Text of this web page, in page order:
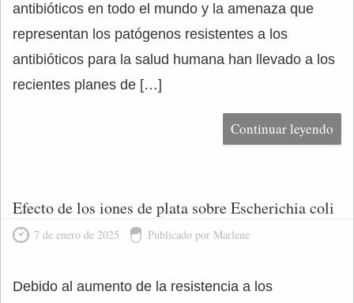
antibióticos en todo el mundo y la amenaza que
representan los patógenos resistentes a los
antibióticos para la salud humana han llevado a los
recientes planes de […]
Continuar leyendo
Efecto de los iones de plata sobre Escherichia coli
7 de enero de 2025 Publicado por Marlene
Debido al aumento de la resistencia a los